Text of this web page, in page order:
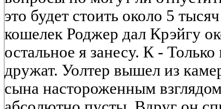
это будет стоить около 5
кошелек Роджер дал Крэйгу
остальное я занесу. К -
дружат. Уолтер вышел из
сына настороженным